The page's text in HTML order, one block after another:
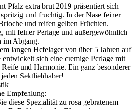
Pfalz extra brut 2019 präsentiert sich
und fruchtig. In der Nase feiner
und reifen gelben Früchten.
mit feiner Perlage und außergewöhnlich
im Abgang.
langen Hefelager von über 5 Jahren auf
entwickelt sich eine cremige Perlage mit
und Harmonie. Ein ganz besonderer
Sektliebhaber!
Empfehlung:
diese Spezialität zu rosa gebratenem